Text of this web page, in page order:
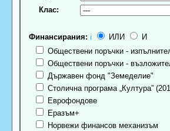
Клас:
Финансирания: ℹ ИЛИ
И
Обществени поръчки -
Обществени поръчки -
Държавен фонд "Земеделие"
Столична програма „Култура”
Еврофондове
Еразъм+
Норвежи финансов механизъм